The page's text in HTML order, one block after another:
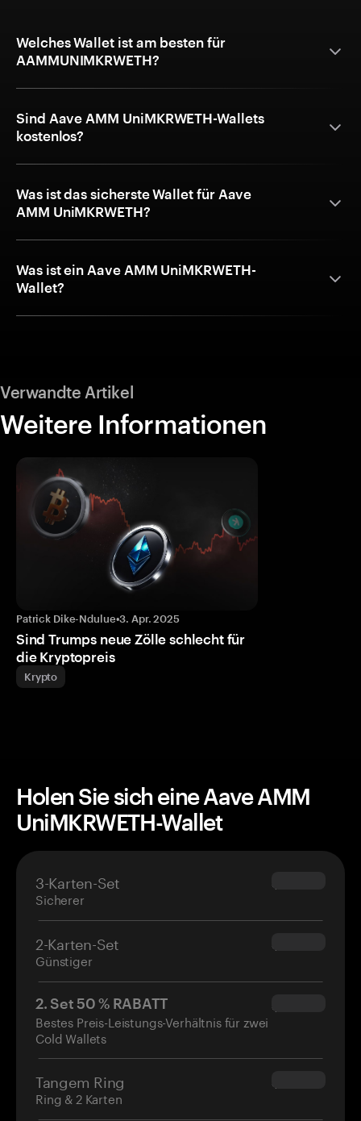
Welches Wallet ist am besten für
AAMMUNIMKRWETH?
Sind Aave AMM UniMKRWETH-Wallets
kostenlos?
Was ist das sicherste Wallet für Aave
AMM UniMKRWETH?
Was ist ein Aave AMM UniMKRWETH-
Wallet?
Verwandte Artikel
Weitere Informationen
Patrick Dike-Ndulue•3. Apr. 2025
Sind Trumps neue Zölle schlecht für
die Kryptopreis
Krypto
Holen Sie sich eine Aave AMM
UniMKRWETH-Wallet
3-Karten-Set
Sicherer
$69.90
2-Karten-Set
Günstiger
$54.90
2. Set 50 % RABATT
Bestes Preis-Leistungs-Verhältnis für zwei
Cold Wallets
$34.95
Tangem Ring
Ring & 2 Karten
$160.00